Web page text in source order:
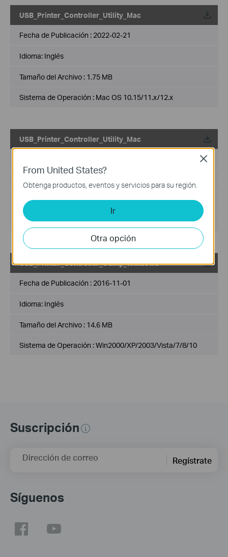
USB_Printer_Controller_Utility_Mac
Fecha de Publicación : 2022-02-21
Idioma: Inglés
Tamaño del Archivo : 1.75 MB
Sistema de Operación : Mac OS 10.15/11.x/12.x
USB_Printer_Controller_Utility_Mac
Tamaño del Archivo :2.53 MB
Sistema de Operación : Mac OS 10.9-10.14
USB_Printer_Controller_Utility_Windows
Fecha de Publicación : 2016-11-01
Idioma: Inglés
Tamaño del Archivo : 14.6 MB
Sistema de Operación : Win2000/XP/2003/Vista/7/8/10
Suscripción
Dirección de correo Regístrate
Síguenos
From United States?
Obtenga productos, eventos y servicios para su región.
Ir
Otra opción
Close